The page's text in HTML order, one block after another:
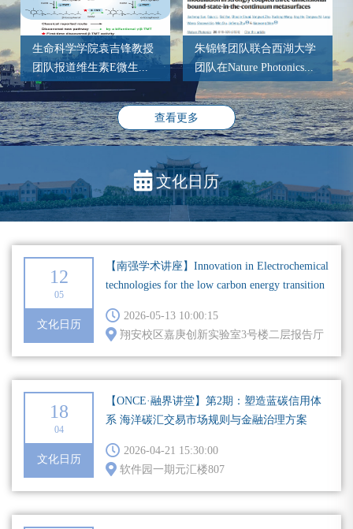
生命科学学院袁吉锋教授
团队报道维生素E微生...
朱锦锋团队联合西湖大学
团队在Nature Photonics...
查看更多
文化日历
12
05
文化日历
【南强学术讲座】Innovation in Electrochemical
technologies for the low carbon energy transition
2026-05-13 10:00:15
翔安校区嘉庚创新实验室3号楼二层报告厅
18
04
文化日历
【ONCE·融界讲堂】第2期：塑造蓝碳信用体
系 海洋碳汇交易市场规则与金融治理方案
2026-04-21 15:30:00
软件园一期元汇楼807